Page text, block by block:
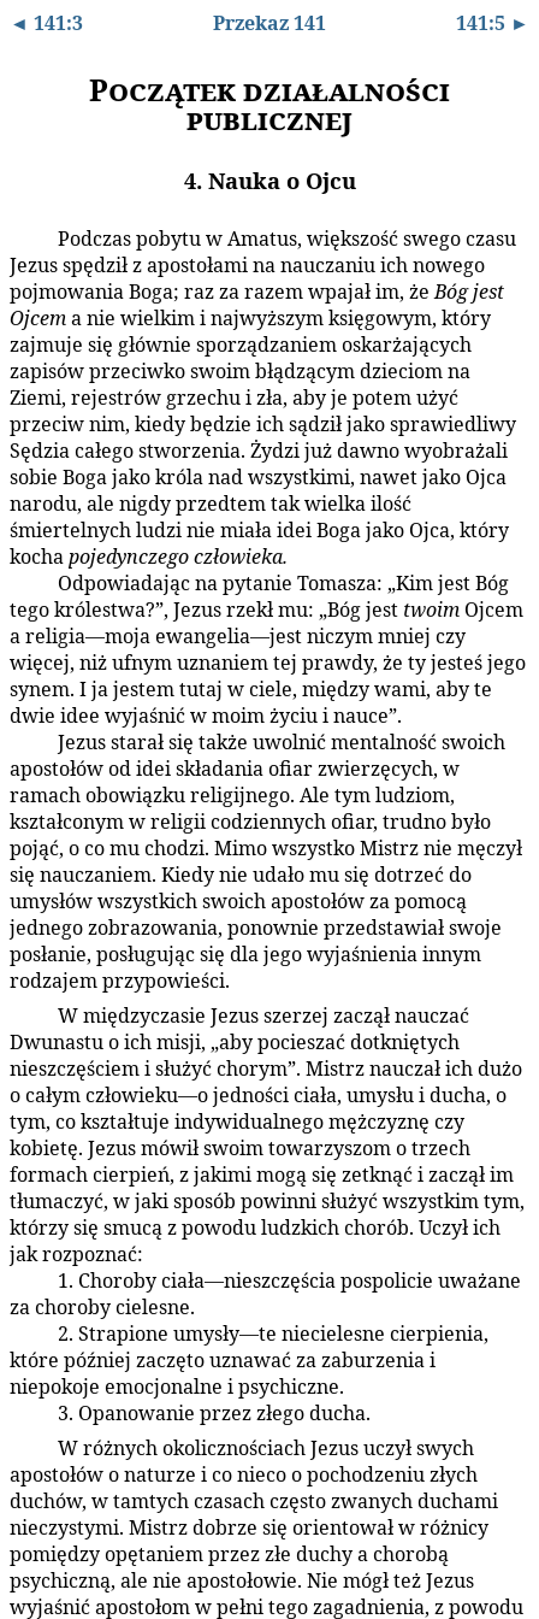
◄ 141:3 Przekaz 141 141:5 ►
Początek działalności
publicznej
4. Nauka o Ojcu
Podczas pobytu w Amatus, większość swego czasu
Jezus spędził z apostołami na nauczaniu ich nowego
pojmowania Boga; raz za razem wpajał im, żeBóg jest
Ojcema nie wielkim i najwyższym księgowym, który
zajmuje się głównie sporządzaniem oskarżających
zapisów przeciwko swoim błądzącym dzieciom na
Ziemi, rejestrów grzechu i zła, aby je potem użyć
przeciw nim, kiedy będzie ich sądził jako sprawiedliwy
Sędzia całego stworzenia. Żydzi już dawno wyobrażali
sobie Boga jako króla nad wszystkimi, nawet jako Ojca
narodu, ale nigdy przedtem tak wielka ilość
śmiertelnych ludzi nie miała idei Boga jako Ojca, który
kochapojedynczego człowieka.
Odpowiadając na pytanie Tomasza: „Kim jest Bóg
tego królestwa?”, Jezus rzekł mu: „Bóg jest twoim Ojcem
a religia—moja ewangelia—jest niczym mniej czy
więcej, niż ufnym uznaniem tej prawdy, że ty jesteś jego
synem. I ja jestem tutaj w ciele, między wami, aby te
dwie idee wyjaśnić w moim życiu i nauce”.
Jezus starał się także uwolnić mentalność swoich
apostołów od idei składania ofiar zwierzęcych, w
ramach obowiązku religijnego. Ale tym ludziom,
kształconym w religii codziennych ofiar, trudno było
pojąć, o co mu chodzi. Mimo wszystko Mistrz nie męczył
się nauczaniem. Kiedy nie udało mu się dotrzeć do
umysłów wszystkich swoich apostołów za pomocą
jednego zobrazowania, ponownie przedstawiał swoje
posłanie, posługując się dla jego wyjaśnienia innym
rodzajem przypowieści.
W międzyczasie Jezus szerzej zaczął nauczać
Dwunastu o ich misji, „aby pocieszać dotkniętych
nieszczęściem i służyć chorym”. Mistrz nauczał ich dużo
o całym człowieku—o jedności ciała, umysłu i ducha, o
tym, co kształtuje indywidualnego mężczyznę czy
kobietę. Jezus mówił swoim towarzyszom o trzech
formach cierpień, z jakimi mogą się zetknąć i zaczął im
tłumaczyć, w jaki sposób powinni służyć wszystkim tym,
którzy się smucą z powodu ludzkich chorób. Uczył ich
jak rozpoznać:
1. Choroby ciała—nieszczęścia pospolicie uważane
za choroby cielesne.
2. Strapione umysły—te niecielesne cierpienia,
które później zaczęto uznawać za zaburzenia i
niepokoje emocjonalne i psychiczne.
3. Opanowanie przez złego ducha.
W różnych okolicznościach Jezus uczył swych
apostołów o naturze i co nieco o pochodzeniu złych
duchów, w tamtych czasach często zwanych duchami
nieczystymi. Mistrz dobrze się orientował w różnicy
pomiędzy opętaniem przez złe duchy a chorobą
psychiczną, ale nie apostołowie. Nie mógł też Jezus
wyjaśnić apostołom w pełni tego zagadnienia, z powodu